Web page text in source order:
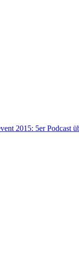
2015: 5er Podcast